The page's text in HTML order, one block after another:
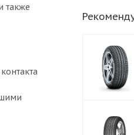
также